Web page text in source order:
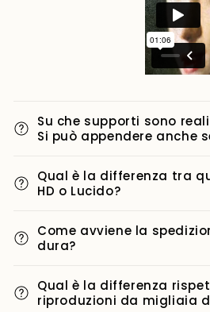
Su che supporti sono
Si può appendere anche
Qual è la differenza tra
HD o Lucido?
Come avviene la
dura?
Qual è la differenza
riproduzioni da migliaia